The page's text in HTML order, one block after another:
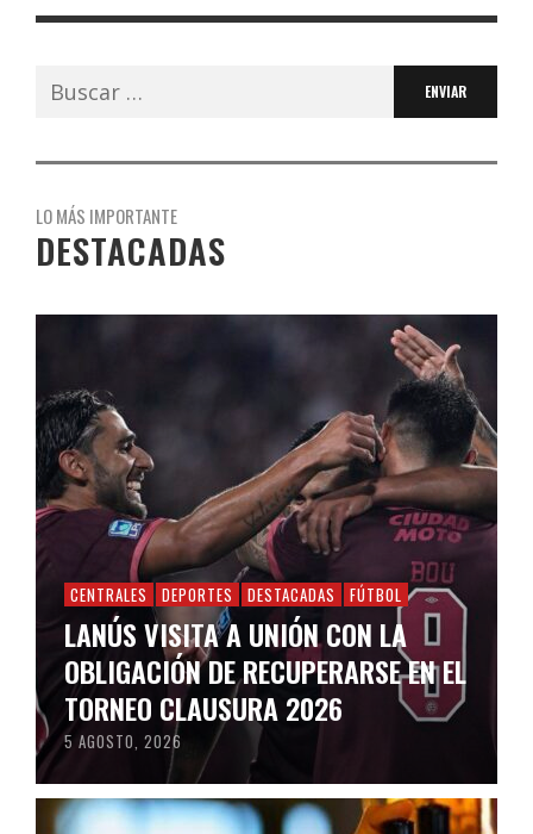
Buscar:
LO MÁS IMPORTANTE
DESTACADAS
CENTRALES DEPORTES DESTACADAS FÚTBOL
LANÚS VISITA A UNIÓN CON LA
OBLIGACIÓN DE RECUPERARSE EN EL
TORNEO CLAUSURA 2026
5 AGOSTO, 2026